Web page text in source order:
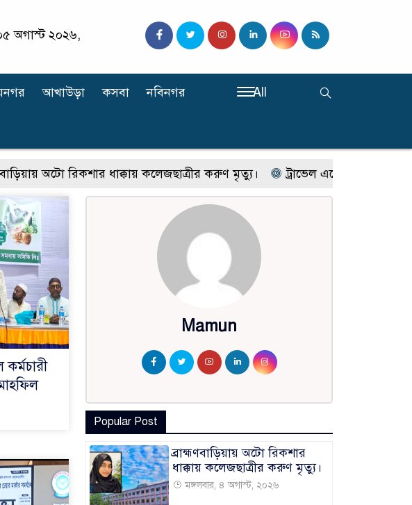
অগাস্ট ২০২৬,
আখাউড়া কসবা নবিনগর All
অটো রিকশার ধাক্কায় কলেজছাত্রীর করুণ মৃত্যু। ট্রাভেল এজেন্সি ফোরাম অব
Mamun
Popular Post
ব্রাহ্মণবাড়িয়ায় অটো রিকশার
ধাক্কায় কলেজছাত্রীর করুণ মৃত্যু।
মঙ্গলবার, ৪ অগাস্ট, ২০২৬